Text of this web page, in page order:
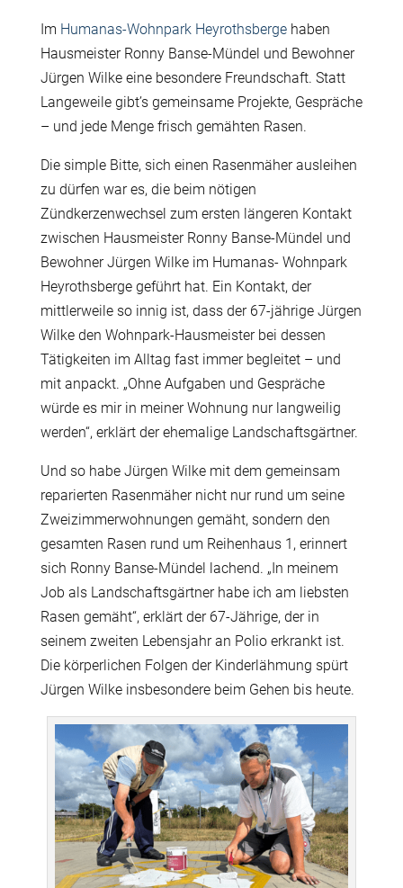
Im Humanas-Wohnpark Heyrothsbergehaben
Hausmeister Ronny Banse-Mündel und Bewohner
Jürgen Wilke eine besondere Freundschaft. Statt
Langeweile gibtʼs gemeinsame Projekte, Gespräche
– und jede Menge frisch gemähten Rasen.
Die simple Bitte, sich einen Rasenmäher ausleihen
zu dürfen war es, die beim nötigen
Zündkerzenwechsel zum ersten längeren Kontakt
zwischen Hausmeister Ronny Banse-Mündel und
Bewohner Jürgen Wilke im Humanas- Wohnpark
Heyrothsberge geführt hat. Ein Kontakt, der
mittlerweile so innig ist, dass der 67-jährige Jürgen
Wilke den Wohnpark-Hausmeister bei dessen
Tätigkeiten im Alltag fast immer begleitet – und
mit anpackt. „Ohne Aufgaben und Gespräche
würde es mir in meiner Wohnung nur langweilig
werden“, erklärt der ehemalige Landschaftsgärtner.
Und so habe Jürgen Wilke mit dem gemeinsam
reparierten Rasenmäher nicht nur rund um seine
Zweizimmerwohnungen gemäht, sondern den
gesamten Rasen rund um Reihenhaus 1, erinnert
sich Ronny Banse-Mündel lachend. „In meinem
Job als Landschaftsgärtner habe ich am liebsten
Rasen gemäht“, erklärt der 67-Jährige, der in
seinem zweiten Lebensjahr an Polio erkrankt ist.
Die körperlichen Folgen der Kinderlähmung spürt
Jürgen Wilke insbesondere beim Gehen bis heute.